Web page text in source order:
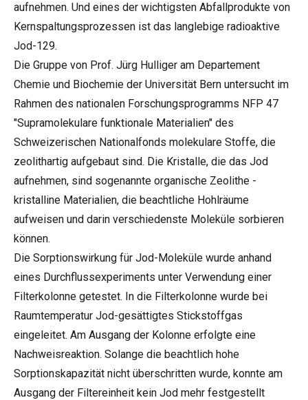
aufnehmen. Und eines der wichtigsten Abfallprodukte von
Kernspaltungsprozessen ist das langlebige radioaktive
Jod-129.
Die Gruppe von Prof. Jürg Hulliger am Departement
Chemie und Biochemie der Universität Bern untersucht im
Rahmen des nationalen Forschungsprogramms NFP 47
"Supramolekulare funktionale Materialien" des
Schweizerischen Nationalfonds molekulare Stoffe, die
zeolithartig aufgebaut sind. Die Kristalle, die das Jod
aufnehmen, sind sogenannte organische Zeolithe -
kristalline Materialien, die beachtliche Hohlräume
aufweisen und darin verschiedenste Moleküle sorbieren
können.
Die Sorptionswirkung für Jod-Moleküle wurde anhand
eines Durchflussexperiments unter Verwendung einer
Filterkolonne getestet. In die Filterkolonne wurde bei
Raumtemperatur Jod-gesättigtes Stickstoffgas
eingeleitet. Am Ausgang der Kolonne erfolgte eine
Nachweisreaktion. Solange die beachtlich hohe
Sorptionskapazität nicht überschritten wurde, konnte am
Ausgang der Filtereinheit kein Jod mehr festgestellt